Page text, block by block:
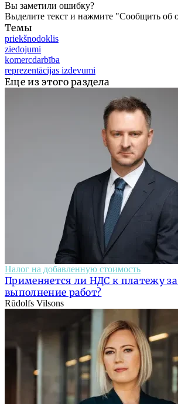
Вы заметили ошибку?
Выделите текст и нажмите "Сообщить об
Темы
priekšnodoklis
ziedojumi
komercdarbība
reprezentācijas izdevumi
Еще из этого раздела
Налог на добавленную стоимость
Применяется ли НДС к платежу за
выполнение работ?
Rūdolfs Vilsons